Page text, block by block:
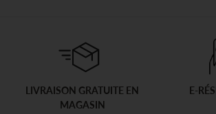
LIVRAISON GRATUITE EN
MAGASIN
E-